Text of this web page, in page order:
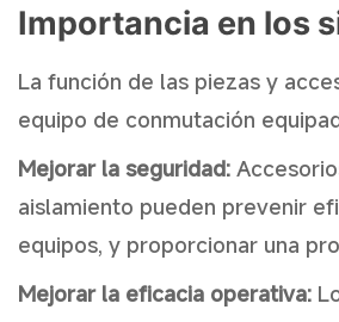
Importancia en los
La función de las piezas y
equipo de conmutación
Mejorar la seguridad:
aislamiento pueden prevenir
equipos, y proporcionar una
Mejorar la eficacia operativa: